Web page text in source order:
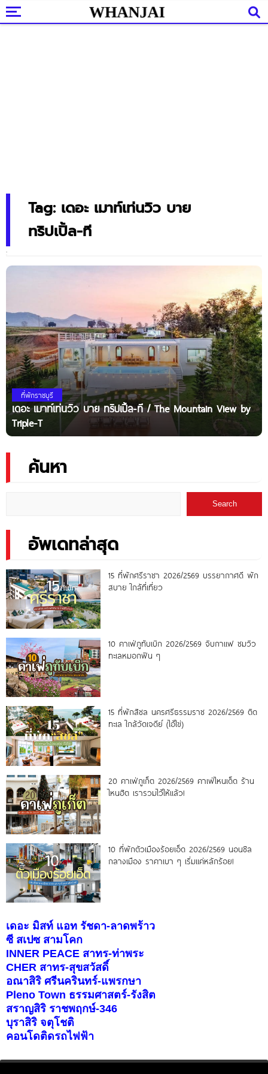
Tag: เดอะ เมาท์เท่นวิว บาย
ทริปเปิ้ล-ที
ที่พักราชบุรี
เดอะ เมาท์เท่นวิว บาย ทริปเปิ้ล-ที / The Mountain View by
Triple-T
ค้นหา
Search
อัพเดทล่าสุด
15 ที่พักศรีราชา 2026/2569 บรรยากาศดี พัก
สบาย ใกล้ที่เที่ยว
10 คาเฟ่ภูทับเบิก 2026/2569 จิบกาแฟ ชมวิว
ทะเลหมอกฟิน ๆ
15 ที่พักสิชล นครศรีธรรมราช 2026/2569 ติด
ทะเล ใกล้วัดเจดีย์ (ไอ้ไข่)
20 คาเฟ่ภูเก็ต 2026/2569 คาเฟ่ไหนเด็ด ร้าน
ไหนฮิต เรารวมไว้ให้แล้ว!
10 ที่พักตัวเมืองร้อยเอ็ด 2026/2569 นอนชิล
กลางเมือง ราคาเบา ๆ เริ่มแค่หลักร้อย!
เดอะ มิสท์ แอท รัชดา-ลาดพร้าว
ซี สเปซ สามโคก
INNER PEACE สาทร-ท่าพระ
CHER สาทร-สุขสวัสดิ์
อณาสิริ ศรีนครินทร์-แพรกษา
Pleno Town ธรรมศาสตร์-รังสิต
สราญสิริ ราชพฤกษ์-346
บุราสิริ จตุโชติ
คอนโดติดรถไฟฟ้า